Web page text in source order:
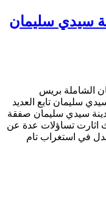
سيدي سليمان
الشاملة بريس
سليمان تابع العديد
سيدي سليمان صفقة
اثارت تساؤلات عدة عن
في استغراب تام